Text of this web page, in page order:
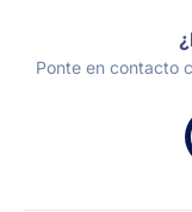
Ponte en contacto